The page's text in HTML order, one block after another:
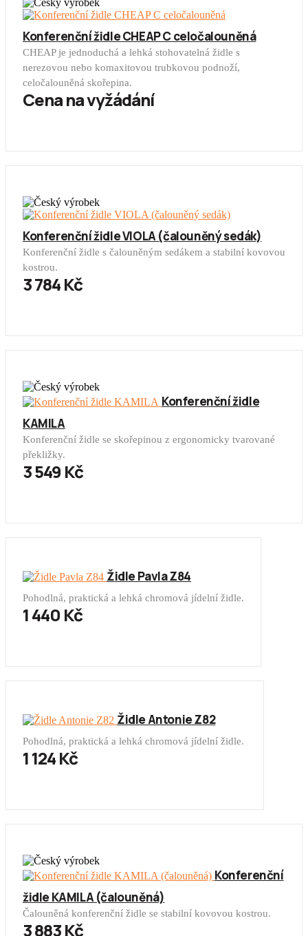
Konferenční židle CHEAP C celočalouněná
CHEAP je jednoduchá a lehká stohovatelná židle s
nerezovou nebo komaxitovou trubkovou podnoží,
celočalouněná skořepina.
Cena na vyžádání
Konferenční židle VIOLA (čalouněný sedák)
Konferenční židle s čalouněným sedákem a stabilní kovovou
kostrou.
3 784 Kč
Konferenční židle
KAMILA
Konferenční židle se skořepinou z ergonomicky tvarované
překližky.
3 549 Kč
Židle Pavla Z84
Pohodlná, praktická a lehká chromová jídelní židle.
1 440 Kč
Židle Antonie Z82
Pohodlná, praktická a lehká chromová jídelní židle.
1 124 Kč
Konferenční
židle KAMILA (čalouněná)
Čalouněná konferenční židle se stabilní kovovou kostrou.
3 883 Kč